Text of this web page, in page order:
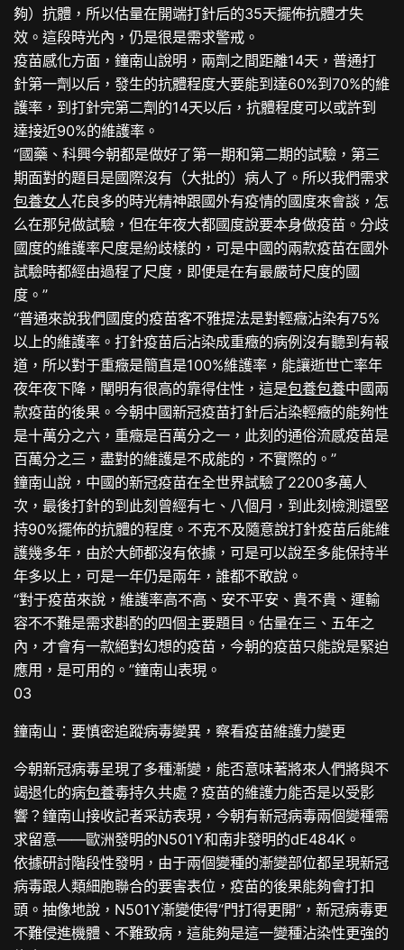
夠）抗體，所以估量在開端打針后的35天擺佈抗體才失
效。這段時光內，仍是很是需求警戒。
疫苗感化方面，鐘南山說明，兩劑之間距離14天，普通打
針第一劑以后，發生的抗體程度大要能到達60%到70%的維
護率，到打針完第二劑的14天以后，抗體程度可以或許到
達接近90%的維護率。
“國藥、科興今朝都是做好了第一期和第二期的試驗，第三
期面對的題目是國際沒有（大批的）病人了。所以我們需求
包養女人花良多的時光精神跟國外有疫情的國度來會談，怎
么在那兒做試驗，但在年夜大都國度說要本身做疫苗。分歧
國度的維護率尺度是紛歧樣的，可是中國的兩款疫苗在國外
試驗時都經由過程了尺度，即便是在有最嚴苛尺度的國
度。”
“普通來說我們國度的疫苗客不雅提法是對輕癥沾染有75%
以上的維護率。打針疫苗后沾染成重癥的病例沒有聽到有報
道，所以對于重癥是簡直是100%維護率，能讓逝世亡率年
夜年夜下降，闡明有很高的靠得住性，這是包養包養中國兩
款疫苗的後果。今朝中國新冠疫苗打針后沾染輕癥的能夠性
是十萬分之六，重癥是百萬分之一，此刻的通俗流感疫苗是
百萬分之三，盡對的維護是不成能的，不實際的。”
鐘南山說，中國的新冠疫苗在全世界試驗了2200多萬人
次，最後打針的到此刻曾經有七、八個月，到此刻檢測還堅
持90%擺佈的抗體的程度。不克不及隨意說打針疫苗后能維
護幾多年，由於大師都沒有依據，可是可以說至多能保持半
年多以上，可是一年仍是兩年，誰都不敢說。
“對于疫苗來說，維護率高不高、安不平安、貴不貴、運輸
容不不難是需求斟酌的四個主要題目。估量在三、五年之
內，才會有一款絕對幻想的疫苗，今朝的疫苗只能說是緊迫
應用，是可用的。”鐘南山表現。
03
鐘南山：要慎密追蹤病毒變異，察看疫苗維護力變更
今朝新冠病毒呈現了多種漸變，能否意味著將來人們將與不
竭退化的病包養毒持久共處？疫苗的維護力能否是以受影
響？鐘南山接收記者采訪表現，今朝有新冠病毒兩個變種需
求留意——歐洲發明的N501Y和南非發明的dE484K。
依據研討階段性發明，由于兩個變種的漸變部位都呈現新冠
病毒跟人類細胞聯合的要害表位，疫苗的後果能夠會打扣
頭。抽像地說，N501Y漸變使得“門打得更開”，新冠病毒更
不難侵進機體、不難致病，這能夠是這一變種沾染性更強的